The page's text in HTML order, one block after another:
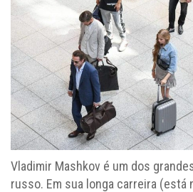
Vladimir Mashkov é um dos
russo. Em sua longa carreira (está